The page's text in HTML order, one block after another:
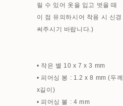
릴 수 있어 옷을 입고 벗을 때
이 점 유의하시어 착용 시 신경
써주시기 바랍니다.)
• 작은 별 10 x 7 x 3 mm
• 피어싱 봉 : 1.2 x 8 mm (두께
x길이)
• 피어싱 볼 : 4 mm